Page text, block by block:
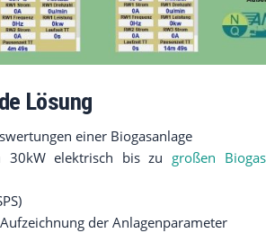
Lösung
einer Biogasanlage
30kW elektrisch bis zu großen
der Anlagenparameter